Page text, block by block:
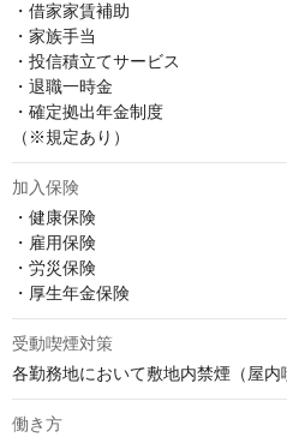
・借家家賃補助
・家族手当
・投信積立てサービス
・退職一時金
・確定拠出年金制度
（※規定あり）
加入保険
・健康保険
・雇用保険
・労災保険
・厚生年金保険
受動喫煙対策
各勤務地において敷地内禁煙（屋内
働き方